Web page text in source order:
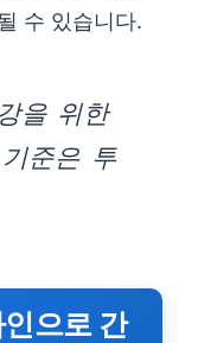
수 있습니다.
을 위한
준은 투
으로 간